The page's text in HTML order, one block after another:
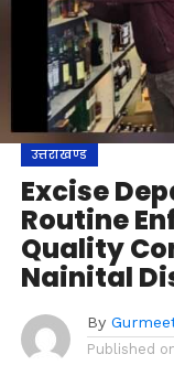
उत्तराखण्ड
Excise
Routine
Quality
Nainital
By
Published